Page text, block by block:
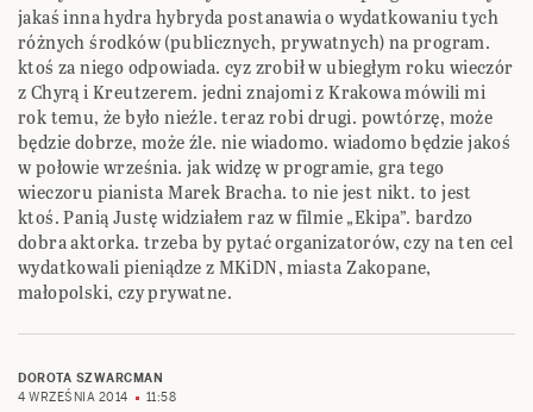
jakaś inna hydra hybryda postanawia o wydatkowaniu tych
różnych środków (publicznych, prywatnych) na program.
ktoś za niego odpowiada. cyz zrobił w ubiegłym roku wieczór
z Chyrą i Kreutzerem. jedni znajomi z Krakowa mówili mi
rok temu, że było nieźle. teraz robi drugi. powtórzę, może
będzie dobrze, może źle. nie wiadomo. wiadomo będzie jakoś
w połowie września. jak widzę w programie, gra tego
wieczoru pianista Marek Bracha. to nie jest nikt. to jest
ktoś. Panią Justę widziałem raz w filmie „Ekipa”. bardzo
dobra aktorka. trzeba by pytać organizatorów, czy na ten cel
wydatkowali pieniądze z MKiDN, miasta Zakopane,
małopolski, czy prywatne.
DOROTA SZWARCMAN
4 WRZEŚNIA 2014
11:58